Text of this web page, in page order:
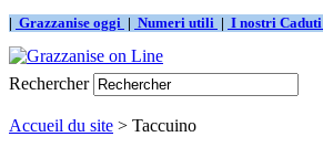
| Grazzanise oggi | Numeri utili | I nostri Caduti
Rechercher
Accueil du site > Taccuino